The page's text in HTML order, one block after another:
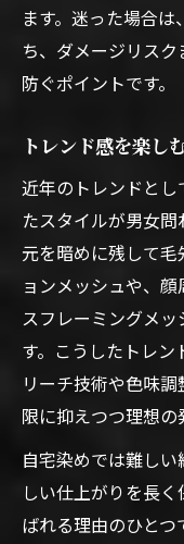
ます。迷った場合
ち、ダメージリス
防ぐポイントです。
トレンド感を楽し
近年のトレンドと
たスタイルが男女
元を暗めに残して
ョンメッシュや、
スフレーミングメ
す。こうしたトレ
リーチ技術や色味
限に抑えつつ理想の
自宅染めでは難し
しい仕上がりを長
ばれる理由のひとつ